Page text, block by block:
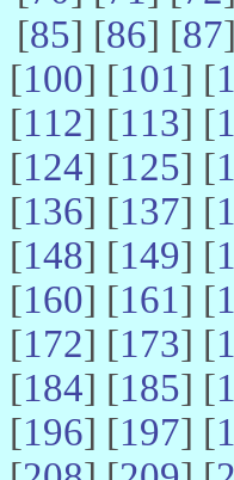
[85] [86] [87
[100] [101] [
[112] [113] [
[124] [125] [
[136] [137] [
[148] [149] [
[160] [161] [
[172] [173] [
[184] [185] [
[196] [197] [